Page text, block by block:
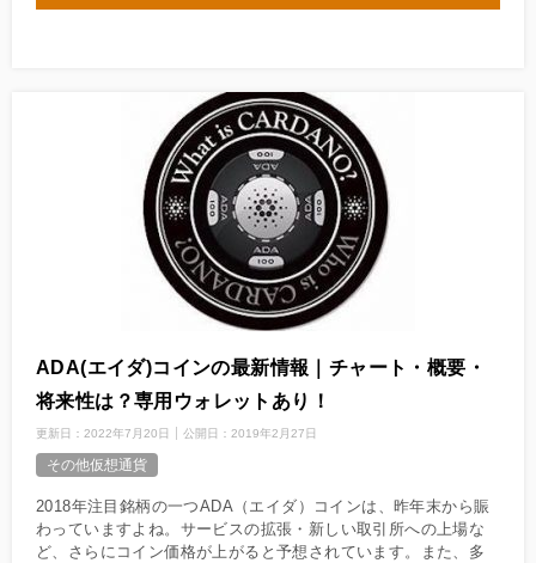
ADA(エイダ)コインの最新情報｜チャート・概要・
将来性は？専用ウォレットあり！
更新日： 2022年7月20日 公開日： 2019年2月27日
その他仮想通貨
2018年注目銘柄の一つADA（エイダ）コインは、昨年末から賑
わっていますよね。サービスの拡張・新しい取引所への上場な
ど、さらにコイン価格が上がると予想されています。また、多